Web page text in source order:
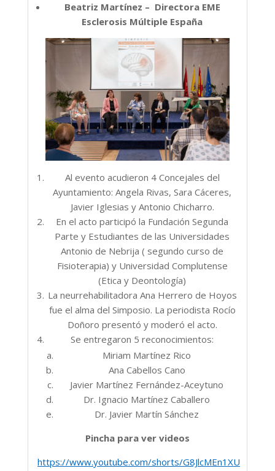
Beatriz Martínez – Directora EME
Esclerosis Múltiple España
Al evento acudieron 4 Concejales del
Ayuntamiento: Angela Rivas, Sara Cáceres,
Javier Iglesias y Antonio Chicharro.
En el acto participó la Fundación Segunda
Parte y Estudiantes de las Universidades
Antonio de Nebrija ( segundo curso de
Fisioterapia) y Universidad Complutense
(Etica y Deontología)
La neurrehabilitadora Ana Herrero de Hoyos
fue el alma del Simposio. La periodista Rocío
Doñoro presentó y moderó el acto.
Se entregaron 5 reconocimientos:
Miriam Martínez Rico
Ana Cabellos Cano
Javier Martínez Fernández-Aceytuno
Dr. Ignacio Martínez Caballero
Dr. Javier Martín Sánchez
Pincha para ver videos
https://www.youtube.com/shorts/G8JlcMEn1XU